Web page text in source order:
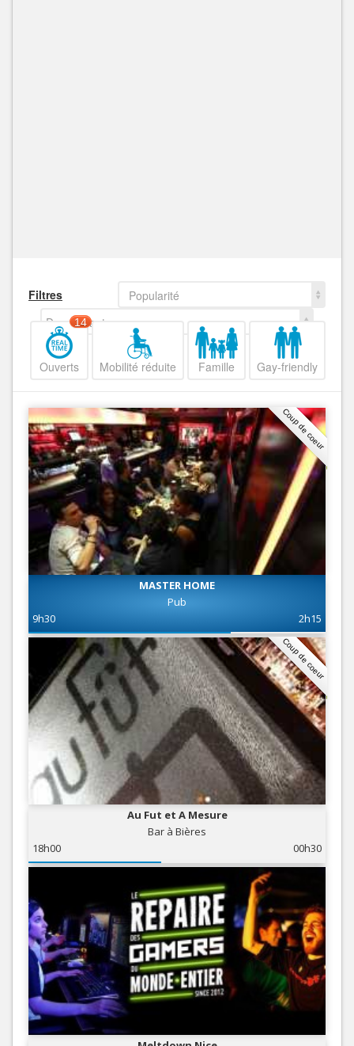
Filtres
Popularité
Decroissant
Ouverts
14
Mobilité réduite Famille Gay-friendly
Coup de coeur
MASTER HOME
Pub
9h30
2h15
Coup de coeur
Au Fut et A Mesure
Bar à Bières
18h00
00h30